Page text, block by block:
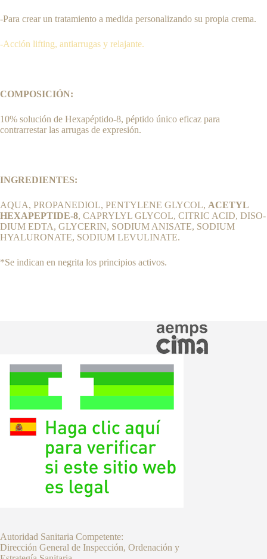
-Para crear un tratamiento a medida personalizando su propia crema.
-Acción lifting, antiarrugas y relajante.
COMPOSICIÓN:
10% solución de Hexapéptido-8, péptido único eficaz para
contrarrestar las arrugas de expresión.
INGREDIENTES:
AQUA, PROPANEDIOL, PENTYLENE GLYCOL, ACETYL
HEXAPEPTIDE-8, CA­PRYLYL GLYCOL, CITRIC ACID, DISO­
DIUM EDTA, GLYCERIN, SODIUM ANI­SATE, SODIUM
HYALURONATE, SODIUM LEVULINATE.
*Se indican en negrita los principios activos.
Autoridad Sanitaria Competente:
Dirección General de Inspección, Ordenación y